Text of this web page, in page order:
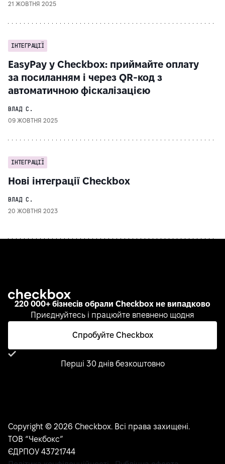
21 ЖОВТНЯ 2025
ІНТЕГРАЦІЇ
EasyPay у Checkbox: приймайте оплату
за посиланням і через QR-код з
автоматичною фіскалізацією
ВЛАД С.
09 ЖОВТНЯ 2025
ІНТЕГРАЦІЇ
Нові інтеграції Checkbox
ВЛАД С.
20 ЖОВТНЯ 2023
220 000+ бізнесів обрали Checkbox не випадково
Приєднуйтесь і працюйте впевнено щодня
Спробуйте Checkbox
Перші 30 днів безкоштовно
Copyright © 2026 Checkbox. Всі права захищені.
ТОВ “Чекбокс”
ЄДРПОУ 43721744